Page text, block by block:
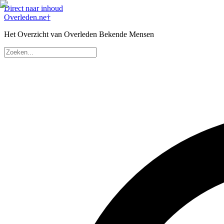
Direct naar inhoud
Overleden.ne†
Het Overzicht van Overleden Bekende Mensen